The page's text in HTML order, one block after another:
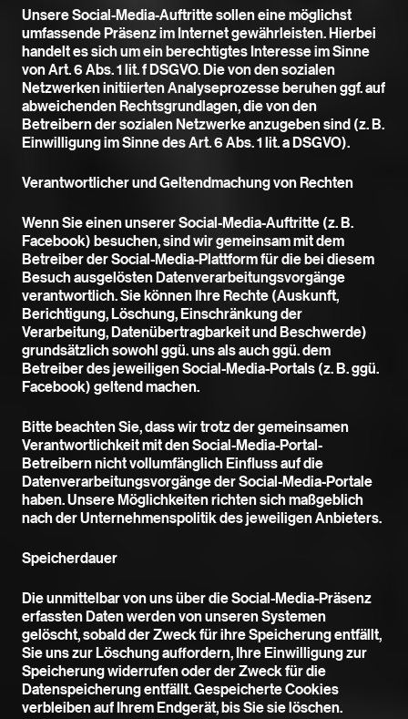
Unsere Social-Media-Auftritte sollen eine möglichst
umfassende Präsenz im Internet gewährleisten. Hierbei
handelt es sich um ein berechtigtes Interesse im Sinne
von Art. 6 Abs. 1 lit. f DSGVO. Die von den sozialen
Netzwerken initiierten Analyseprozesse beruhen ggf. auf
abweichenden Rechtsgrundlagen, die von den
Betreibern der sozialen Netzwerke anzugeben sind (z. B.
Einwilligung im Sinne des Art. 6 Abs. 1 lit. a DSGVO).
Verantwortlicher und Geltendmachung von Rechten
Wenn Sie einen unserer Social-Media-Auftritte (z. B.
Facebook) besuchen, sind wir gemeinsam mit dem
Betreiber der Social-Media-Plattform für die bei diesem
Besuch ausgelösten Datenverarbeitungsvorgänge
verantwortlich. Sie können Ihre Rechte (Auskunft,
Berichtigung, Löschung, Einschränkung der
Verarbeitung, Datenübertragbarkeit und Beschwerde)
grundsätzlich sowohl ggü. uns als auch ggü. dem
Betreiber des jeweiligen Social-Media-Portals (z. B. ggü.
Facebook) geltend machen.
Bitte beachten Sie, dass wir trotz der gemeinsamen
Verantwortlichkeit mit den Social-Media-Portal-
Betreibern nicht vollumfänglich Einfluss auf die
Datenverarbeitungsvorgänge der Social-Media-Portale
haben. Unsere Möglichkeiten richten sich maßgeblich
nach der Unternehmenspolitik des jeweiligen Anbieters.
Speicherdauer
Die unmittelbar von uns über die Social-Media-Präsenz
erfassten Daten werden von unseren Systemen
gelöscht, sobald der Zweck für ihre Speicherung entfällt,
Sie uns zur Löschung auffordern, Ihre Einwilligung zur
Speicherung widerrufen oder der Zweck für die
Datenspeicherung entfällt. Gespeicherte Cookies
verbleiben auf Ihrem Endgerät, bis Sie sie löschen.